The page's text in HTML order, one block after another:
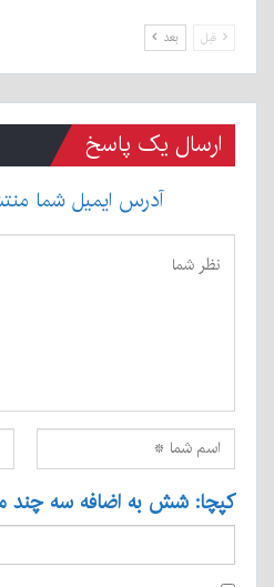
قبل بعد
ارسال یک پاسخ
آدرس ایمیل شما
کپچا: شش به اضافه سه چند